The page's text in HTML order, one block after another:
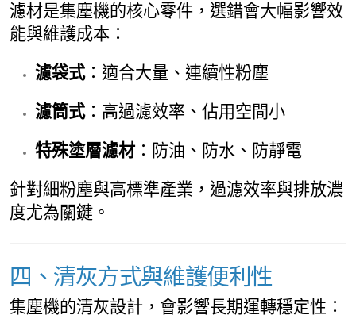
濾材是集塵機的核心零件，選錯會大幅影響效
能與維護成本：
濾袋式：適合大量、連續性粉塵
濾筒式：高過濾效率、佔用空間小
特殊塗層濾材：防油、防水、防靜電
針對細粉塵與高標準產業，過濾效率與排放濃
度尤為關鍵。
四、清灰方式與維護便利性
集塵機的清灰設計，會影響長期運轉穩定性：